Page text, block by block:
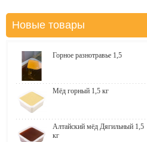
Новые товары
Горное разнотравье 1,5
Мёд горный 1,5 кг
Алтайский мёд Дягильный 1,5
кг